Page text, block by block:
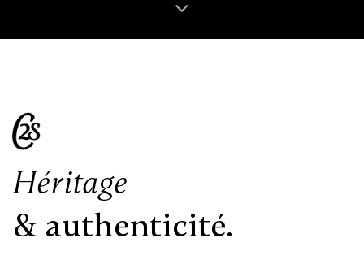
Héritage
& authenticité.